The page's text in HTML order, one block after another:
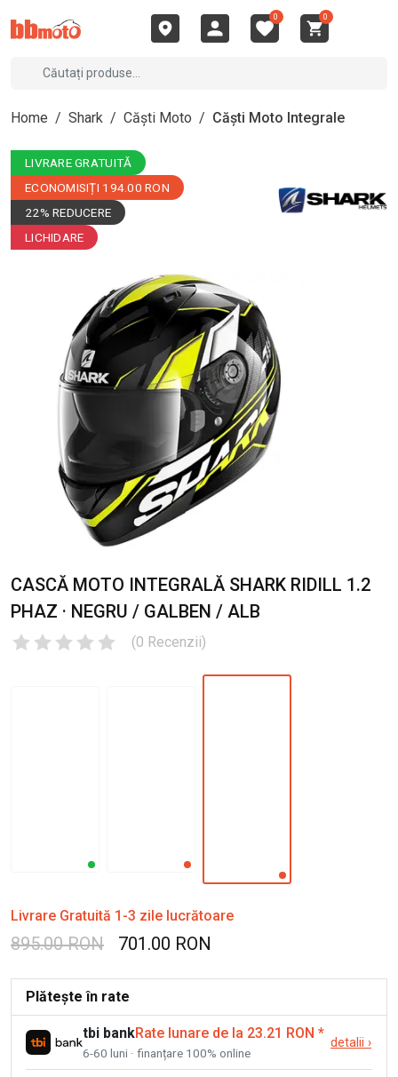
0 0
Home / Shark / Căști Moto / Căști Moto Integrale
LIVRARE GRATUITĂ
ECONOMISIȚI 194.00 RON
22% REDUCERE
LICHIDARE
CASCĂ MOTO INTEGRALĂ SHARK RIDILL 1.2
PHAZ · NEGRU / GALBEN / ALB
(0 Recenzii)
Livrare Gratuită 1-3 zile lucrătoare
895.00 RON 701.00 RON
Plătește în rate
tbi bankRate lunare de la 23.21 RON *
6-60 luni · finanțare 100% online
detalii ›